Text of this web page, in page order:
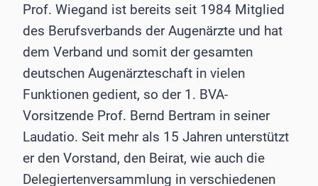
Prof. Wiegand ist bereits seit 1984 Mitglied
des Berufsverbands der Augenärzte und hat
dem Verband und somit der gesamten
deutschen Augenärzteschaft in vielen
Funktionen gedient, so der 1. BVA-
Vorsitzende Prof. Bernd Bertram in seiner
Laudatio. Seit mehr als 15 Jahren unterstützt
er den Vorstand, den Beirat, wie auch die
Delegiertenversammlung in verschiedenen